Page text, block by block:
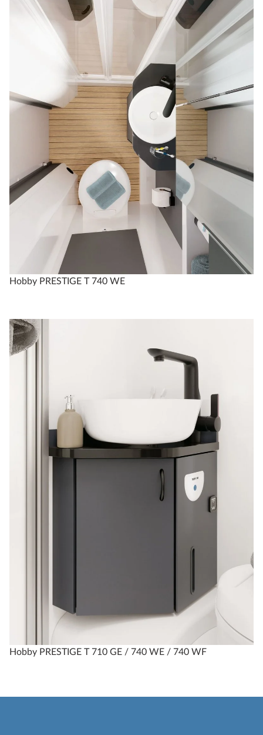
Hobby PRESTIGE T 740 WE
Hobby PRESTIGE T 710 GE / 740 WE / 740 WF